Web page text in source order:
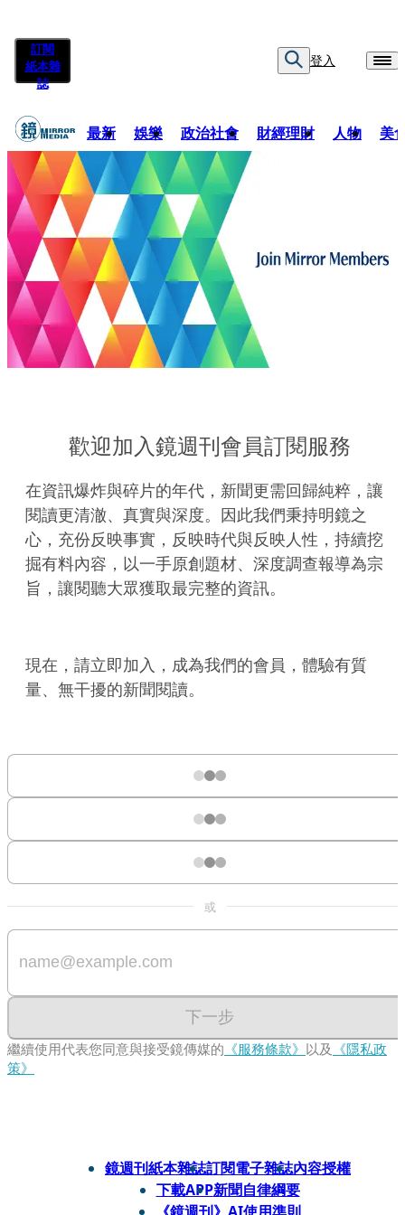
訂閱
紙本雜
誌
登入
最新 娛樂 政治社會 財經理財 人物 美
歡迎加入鏡週刊會員訂閱服務
在資訊爆炸與碎片的年代，新聞更需回歸純粹，讓
閱讀更清澈、真實與深度。因此我們秉持明鏡之
心，充份反映事實，反映時代與反映人性，持續挖
掘有料內容，以一手原創題材、深度調查報導為宗
旨，讓閱聽大眾獲取最完整的資訊。
現在，請立即加入，成為我們的會員，體驗有質
量、無干擾的新聞閱讀。
或
下一步
繼續使用代表您同意與接受鏡傳媒的 《服務條款》 以及 《隱私政
策》
鏡週刊紙本雜誌訂閱電子雜誌內容授權
下載APP新聞自律綱要